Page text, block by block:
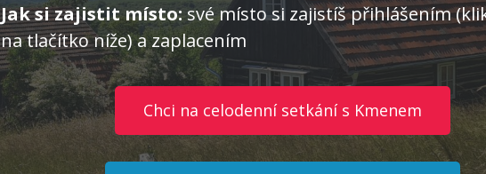
Jak si zajistit místo:své místo si zajistíš přihlášením
na tlačítko níže) a zaplacením
Chci na celodenní setkání s Kmenem